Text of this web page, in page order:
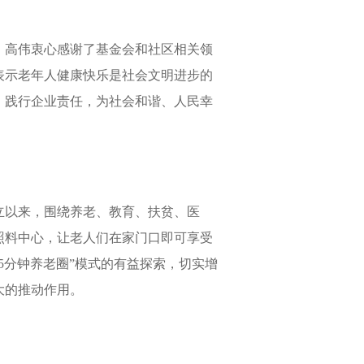
伟衷心感谢了基金会和社区相关领
老年人健康快乐是社会文明进步的
行企业责任，为社会和谐、人民幸
来，围绕养老、教育、扶贫、医
中心，让老人们在家门口即可享受
钟养老圈”模式的有益探索，切实增
推动作用。